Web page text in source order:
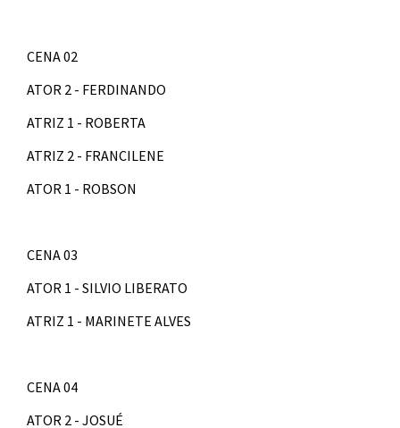
CENA 02
ATOR 2 - FERDINANDO
ATRIZ 1 - ROBERTA
ATRIZ 2 - FRANCILENE
ATOR 1 - ROBSON
CENA 03
ATOR 1 - SILVIO LIBERATO
ATRIZ 1 - MARINETE ALVES
CENA 04
ATOR 2 - JOSUÉ